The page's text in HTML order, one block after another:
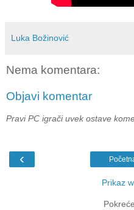
Luka Božinović
Nema komentara:
Objavi komentar
Pravi PC igrači uvek ostave
‹
Prikaz
Pokreće